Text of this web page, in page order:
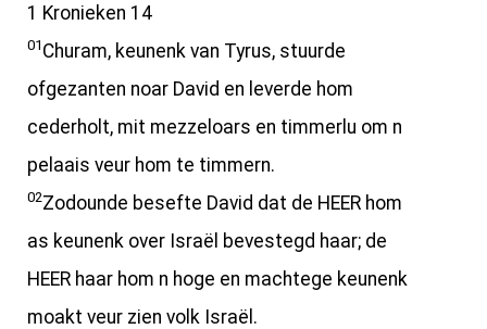
1 Kronieken 14
01 Churam, keunenk van Tyrus, stuurde
ofgezanten noar David en leverde hom
cederholt, mit mezzeloars en timmerlu om n
pelaais veur hom te timmern.
02Zodounde besefte David dat de HEER hom
as keunenk over Israël bevestegd haar; de
HEER haar hom n hoge en machtege keunenk
moakt veur zien volk Israël.